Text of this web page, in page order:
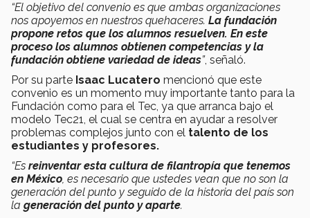
“El objetivo del convenio es que ambas organizaciones
nos apoyemos en nuestros quehaceres. La fundación
propone retos que los alumnos resuelven. En este
proceso los alumnos obtienen competencias y la
fundación obtiene variedad de ideas”, señaló.
Por su parte Isaac Lucatero mencionó que este
convenio es un momento muy importante tanto para la
Fundación como para el Tec, ya que arranca bajo el
modelo Tec21, el cual se centra en ayudar a resolver
problemas complejos junto con el talento de los
estudiantes y profesores.
“Es reinventar esta cultura de filantropía que tenemos
en México, es necesario que ustedes vean que no son la
generación del punto y seguido de la historia del país son
la generación del punto y aparte.